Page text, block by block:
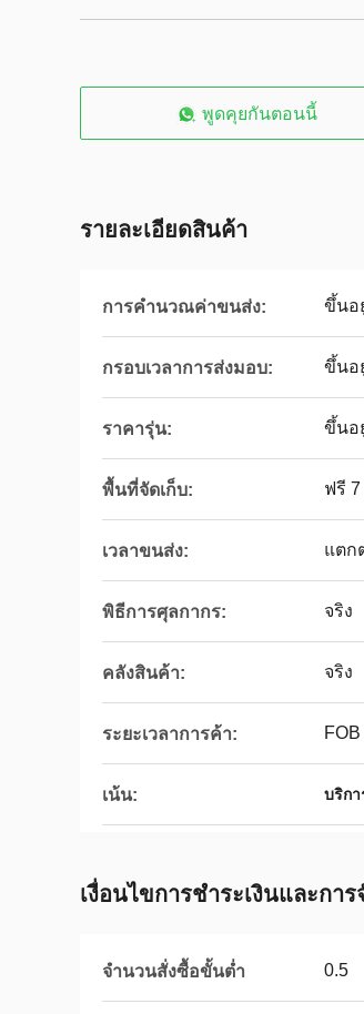
พูดคุยกันตอนนี้
รายละเอียดสินค้า
การคำนวณค่าขนส่ง: ขึ้นอ
กรอบเวลาการส่งมอบ: ขึ้นอ
ราคารุ่น: ขึ้นอ
พื้นที่จัดเก็บ: ฟรี
เวลาขนส่ง: แตก
พิธีการศุลกากร: จริง
คลังสินค้า: จริง
ระยะเวลาการค้า:
เน้น: บริก
เงื่อนไขการชำระเงินและการ
จำนวนสั่งซื้อขั้นต่ำ 0.5